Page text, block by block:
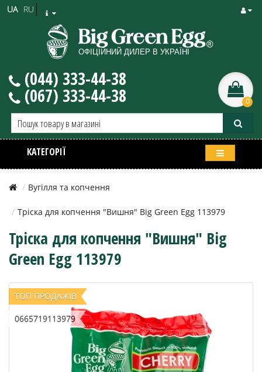
RU
UA
(044) 333-44-38
(067) 333-44-38 0
КАТЕГОРІЇ
Вугілля та копчення
Тріска для копчення "Вишня" Big Green Egg 113979
Тріска для копчення "Вишня" Big
Green Egg 113979
ТОП ПРОДАЖІВ
0665719113979